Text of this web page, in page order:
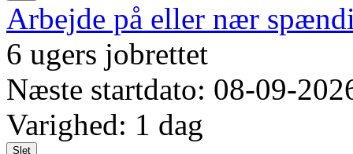
Arbejde på eller nær
6 ugers jobrettet
Næste startdato: 08-09-
Varighed: 1 dag
Slet